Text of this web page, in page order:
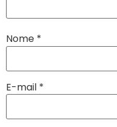
Nome *
E-mail *